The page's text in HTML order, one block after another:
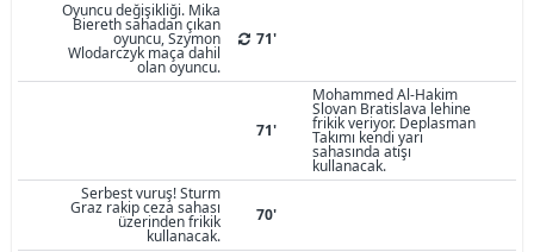
Oyuncu değişikliği. Mika
Biereth sahadan çıkan
oyuncu, Szymon
Wlodarczyk maça dahil
olan oyuncu.
71'
71'
Mohammed Al-Hakim
Slovan Bratislava lehine
frikik veriyor. Deplasman
Takımı kendi yarı
sahasında atışı
kullanacak.
Serbest vuruş! Sturm
Graz rakip ceza sahası
üzerinden frikik
kullanacak.
70'